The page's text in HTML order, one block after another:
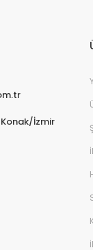
Konak/İzmir